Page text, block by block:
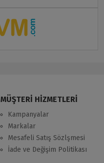
MÜŞTERİ HİZMETLERİ
Kampanyalar
Markalar
Mesafeli Satış Sözlşmesi
İade ve Değişim Politikası